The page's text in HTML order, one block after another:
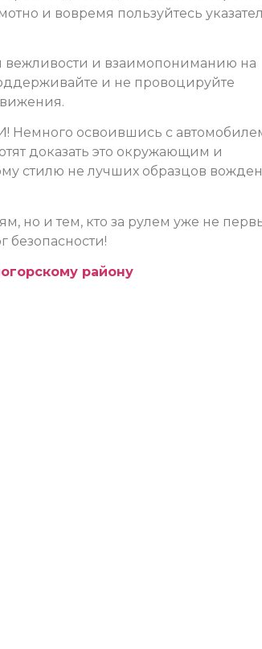
и вовремя пользуйтесь
и взаимопониманию на
и не провоцируйте
освоившись с
доказать это окружающим и
стилю не лучших образцов
но и тем, кто за рулем уже не
району